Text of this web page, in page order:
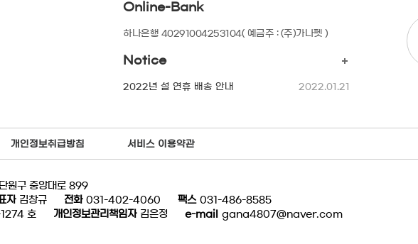
Online-Bank
하나은행 40291004253104( 예금주 : (주)가나펫 )
Notice
2022년 설 연휴 배송 안내 2022.01.21
개인정보취급방침 서비스 이용약관
원구 중앙대로 899
자 김창규 전화 031-402-4060 팩스 031-486-8585
호 개인정보관리책임자 김은정 e-mail gana4807@naver.com